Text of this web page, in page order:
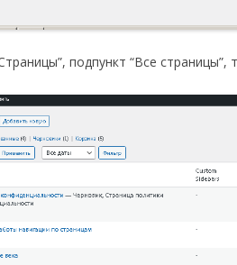
подпункт “Все